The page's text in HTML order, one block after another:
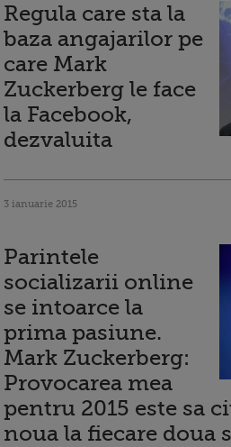
Regula care sta la
baza angajarilor pe
care Mark
Zuckerberg le face
la Facebook,
dezvaluita
3 ianuarie 2015
Parintele
socializarii online
se intoarce la
prima pasiune.
Mark Zuckerberg:
Provocarea mea
pentru 2015 este sa
noua la fiecare doua